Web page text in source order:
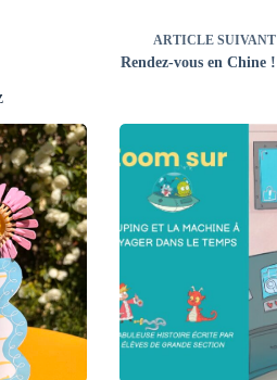
ARTICLESUIVANT
Rendez-vous en Chine !